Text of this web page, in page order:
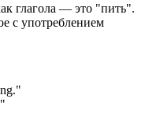
глагола — это "пить".
с употреблением
"